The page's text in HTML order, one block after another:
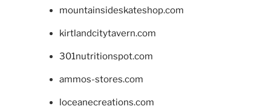
mountainsideskateshop.com
kirtlandcitytavern.com
301nutritionspot.com
ammos-stores.com
loceanecreations.com